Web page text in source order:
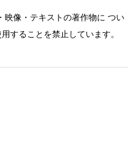
映像・テキストの著作物に つい
することを禁止しています。